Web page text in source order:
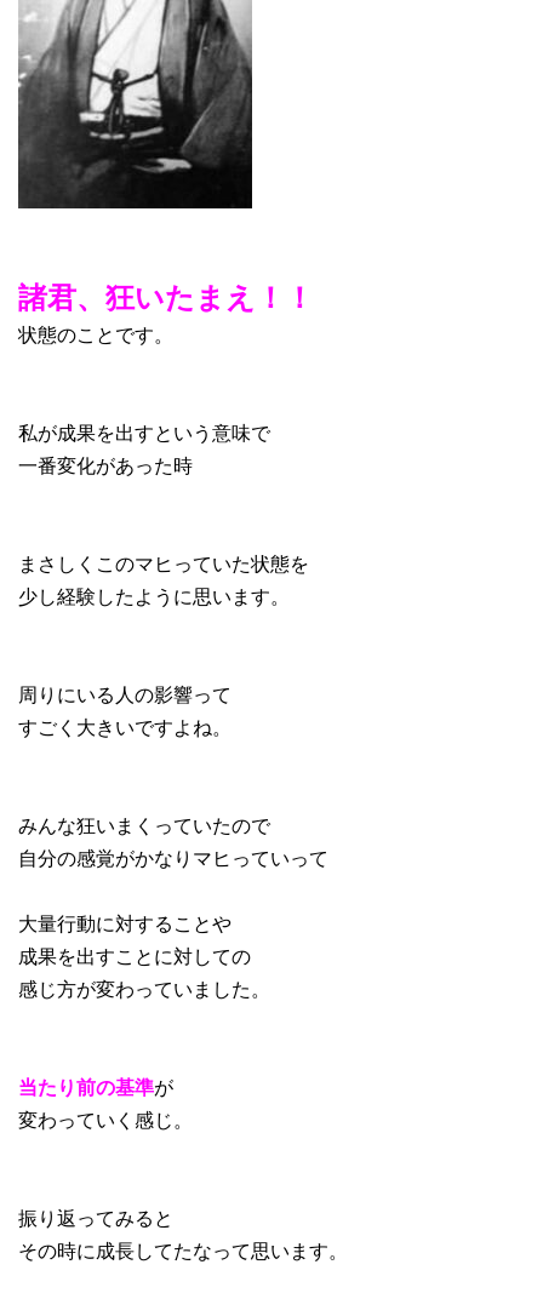
諸君、狂いたまえ！！
状態のことです。
私が成果を出すという意味で
一番変化があった時
まさしくこのマヒっていた状態を
少し経験したように思います。
周りにいる人の影響って
すごく大きいですよね。
みんな狂いまくっていたので
自分の感覚がかなりマヒっていって
大量行動に対することや
成果を出すことに対しての
感じ方が変わっていました。
当たり前の基準が
変わっていく感じ。
振り返ってみると
その時に成長してたなって思います。